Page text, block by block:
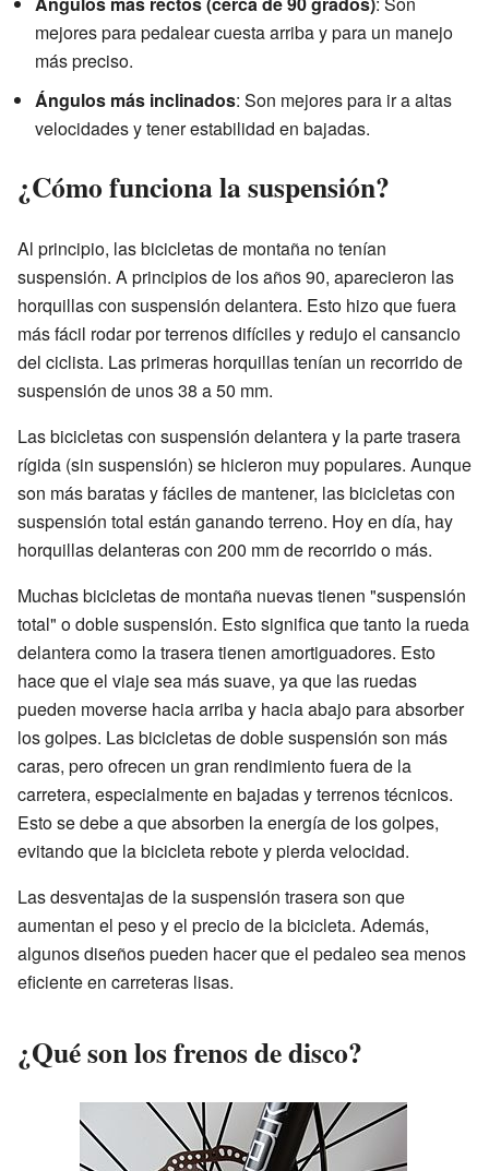
mejores para pedalear cuesta arriba y para un manejo
más preciso.
Ángulos más inclinados: Son mejores para ir a altas
velocidades y tener estabilidad en bajadas.
¿Cómo funciona la suspensión?
Al principio, las bicicletas de montaña no tenían
suspensión. A principios de los años 90, aparecieron las
horquillas con suspensión delantera. Esto hizo que fuera
más fácil rodar por terrenos difíciles y redujo el cansancio
del ciclista. Las primeras horquillas tenían un recorrido de
suspensión de unos 38 a 50 mm.
Las bicicletas con suspensión delantera y la parte trasera
rígida (sin suspensión) se hicieron muy populares. Aunque
son más baratas y fáciles de mantener, las bicicletas con
suspensión total están ganando terreno. Hoy en día, hay
horquillas delanteras con 200 mm de recorrido o más.
Muchas bicicletas de montaña nuevas tienen "suspensión
total" o doble suspensión. Esto significa que tanto la rueda
delantera como la trasera tienen amortiguadores. Esto
hace que el viaje sea más suave, ya que las ruedas
pueden moverse hacia arriba y hacia abajo para absorber
los golpes. Las bicicletas de doble suspensión son más
caras, pero ofrecen un gran rendimiento fuera de la
carretera, especialmente en bajadas y terrenos técnicos.
Esto se debe a que absorben la energía de los golpes,
evitando que la bicicleta rebote y pierda velocidad.
Las desventajas de la suspensión trasera son que
aumentan el peso y el precio de la bicicleta. Además,
algunos diseños pueden hacer que el pedaleo sea menos
eficiente en carreteras lisas.
¿Qué son los frenos de disco?